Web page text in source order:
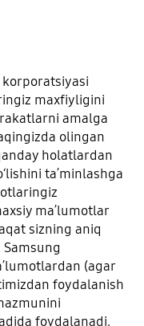
maxfiyligini
amalga
olingan
holatlardan
taʼminlashga
maʼlumotlar
sizning aniq
(agar
foydalanish
foydalanadi.